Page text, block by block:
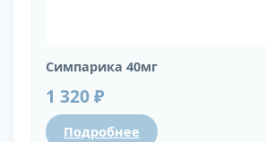
Симпарика 40мг
1 320 ₽
Подробнее